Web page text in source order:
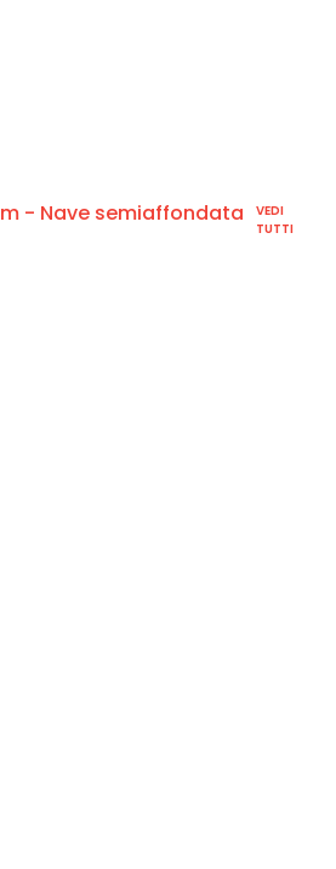
- Nave semiaffondata
VEDI
TUTTI